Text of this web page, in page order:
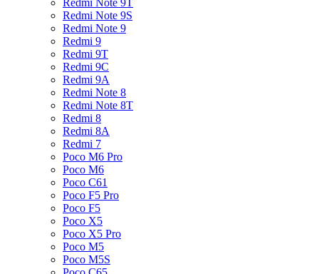
Redmi Note 9S
Redmi Note 9
Redmi 9
Redmi 9T
Redmi 9C
Redmi 9A
Redmi Note 8
Redmi Note 8T
Redmi 8
Redmi 8A
Redmi 7
Poco M6 Pro
Poco M6
Poco C61
Poco F5 Pro
Poco F5
Poco X5
Poco X5 Pro
Poco M5
Poco M5S